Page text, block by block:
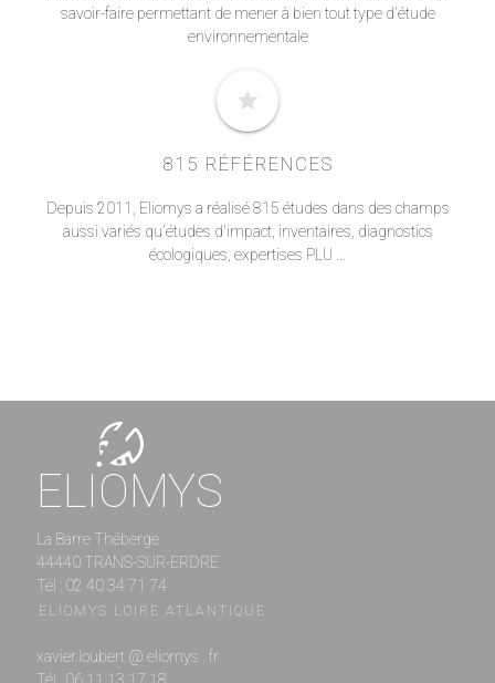
savoir-faire permettant de mener à bien tout type d'étude
environnementale
star
815 RÉFÉRENCES
Depuis 2011, Eliomys a réalisé 815 études dans des champs
aussi variés qu'études d'impact, inventaires, diagnostics
écologiques, expertises PLU ...
ELIOMYS
La Barre Théberge
44440 TRANS-SUR-ERDRE
Tél : 02 40 34 71 74
ELIOMYS LOIRE ATLANTIQUE
xavier.loubert @ eliomys . fr